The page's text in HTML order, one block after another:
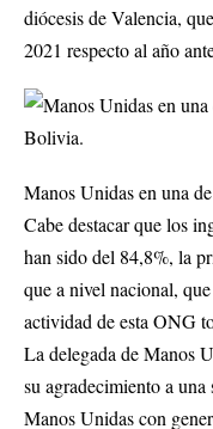
diócesis de Valencia,
2021 respecto al año
Manos Unidas en una
Cabe destacar que los
han sido del 84,8%, la
que a nivel nacional,
actividad de esta ONG
La delegada de Manos
su agradecimiento a
Manos Unidas con